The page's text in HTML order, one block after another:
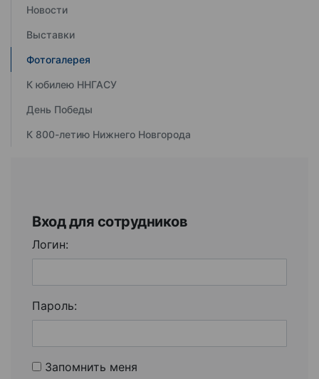
Новости
Выставки
Фотогалерея
К юбилею ННГАСУ
День Победы
К 800-летию Нижнего Новгорода
Вход для сотрудников
Логин:
Пароль:
Запомнить меня